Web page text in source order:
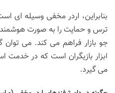
بنابراین، اردر مخفی وسیله ای
ترس و حمایت را به صورت
جو بازار فراهم می کند. می
ابزار بازیگران است که در خدمت
می گیرد.